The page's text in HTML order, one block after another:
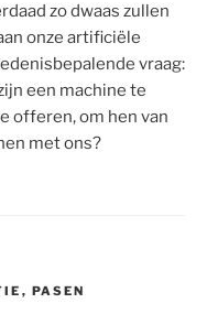
zo dwaas zullen
onze artificiële
vraag:
een machine te
offeren, om hen van
met ons?
, PASEN